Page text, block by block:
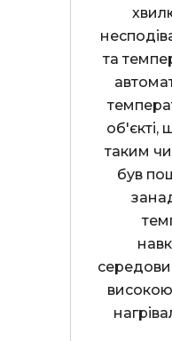
та
об'єкті,
таким
був